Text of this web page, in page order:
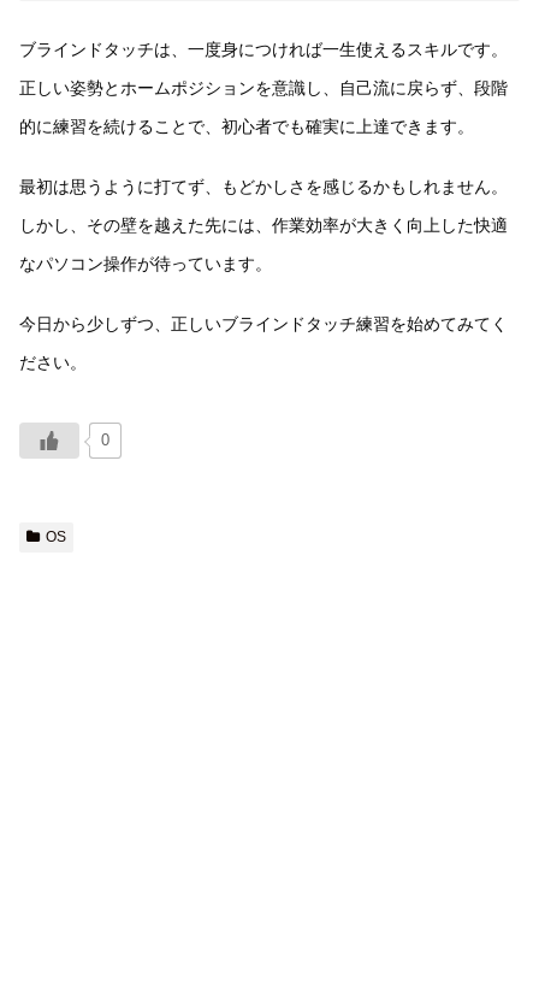
ブラインドタッチは、一度身につければ一生使えるスキルです。
正しい姿勢とホームポジションを意識し、自己流に戻らず、段階
的に練習を続けることで、初心者でも確実に上達できます。
最初は思うように打てず、もどかしさを感じるかもしれません。
しかし、その壁を越えた先には、作業効率が大きく向上した快適
なパソコン操作が待っています。
今日から少しずつ、正しいブラインドタッチ練習を始めてみてく
ださい。
0
OS